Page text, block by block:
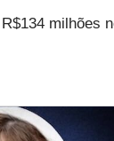
milhões